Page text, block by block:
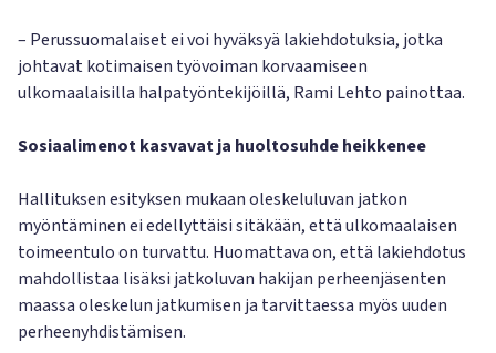
– Perussuomalaiset ei voi hyväksyä lakiehdotuksia, jotka
johtavat kotimaisen työvoiman korvaamiseen
ulkomaalaisilla halpatyöntekijöillä, Rami Lehto painottaa.
Sosiaalimenot kasvavat ja huoltosuhde heikkenee
Hallituksen esityksen mukaan oleskeluluvan jatkon
myöntäminen ei edellyttäisi sitäkään, että ulkomaalaisen
toimeentulo on turvattu. Huomattava on, että lakiehdotus
mahdollistaa lisäksi jatkoluvan hakijan perheenjäsenten
maassa oleskelun jatkumisen ja tarvittaessa myös uuden
perheenyhdistämisen.